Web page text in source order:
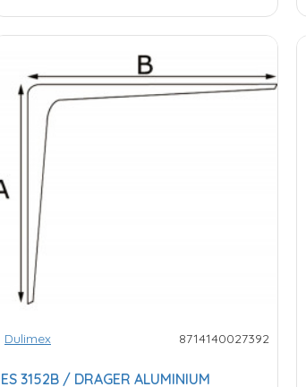
Dulimex 8714140027392
ES 3152B / DRAGER ALUMINIUM